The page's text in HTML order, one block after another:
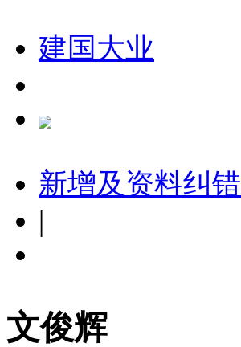
建国大业
新增及资料纠错
|
文俊辉